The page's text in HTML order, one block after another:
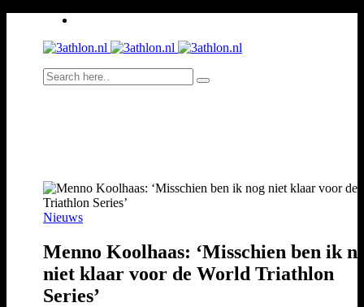
Nieuws
Menno Koolhaas: ‘Misschien ben ik
niet klaar voor de World Triathlon
Series’